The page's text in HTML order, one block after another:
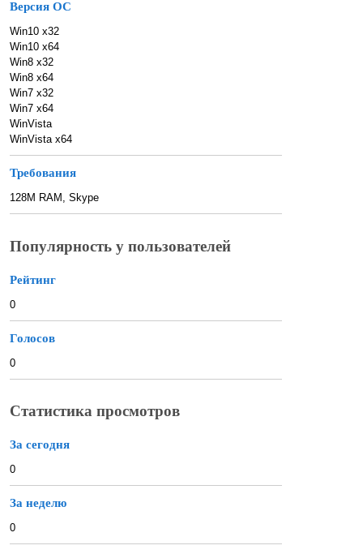
Версия ОС
Win10 x32
Win10 x64
Win8 x32
Win8 x64
Win7 x32
Win7 x64
WinVista
WinVista x64
Требования
128M RAM, Skype
Популярность у пользователей
Рейтинг
0
Голосов
0
Статистика просмотров
За сегодня
0
За неделю
0